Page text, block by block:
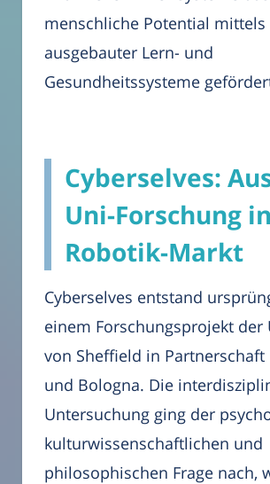
menschliche Potential mittels
ausgebauter Lern- und
Gesundheitssysteme
Cyberselves:
Uni-Forschung
Robotik-Markt
Cyberselves entstand
einem Forschungsprojekt der
von Sheffield in
und Bologna. Die
Untersuchung ging der
kulturwissenschaftlichen und
philosophischen Frage nach,